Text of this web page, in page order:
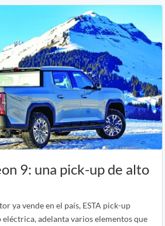
9: una pick-up de alto
ya vende en el país, ESTA pick-up
adelanta varios elementos que